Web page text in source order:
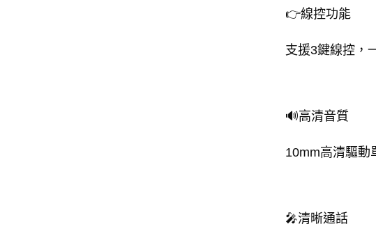
👉線控功能
支援3鍵線控，
🔊高清音質
10mm高清驅動
🎤清晰通話